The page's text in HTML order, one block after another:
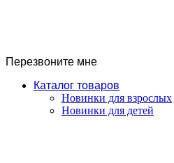
Перезвоните мне
Каталог товаров
Новинки для взрослых
Новинки для детей